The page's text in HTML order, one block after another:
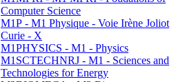
Computer Science
M1P - M1 Physique - Voie Irène Joliot
Curie - X
M1PHYSICS - M1 - Physics
M1SCTECHNRJ - M1 - Sciences and
Technologies for Energy